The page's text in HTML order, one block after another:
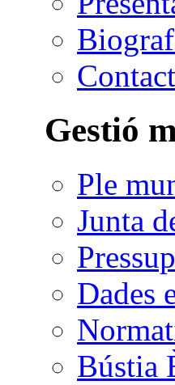
Gestió
Ple
Junta
Dades
Bústia